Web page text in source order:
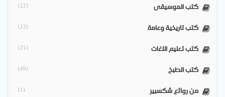
كتب الموسيقى (22)
كتب تاريخية وعامة (12)
كتب تعليم اللغات (21)
كتب الطبخ (49)
من روائع شكسبير (1)